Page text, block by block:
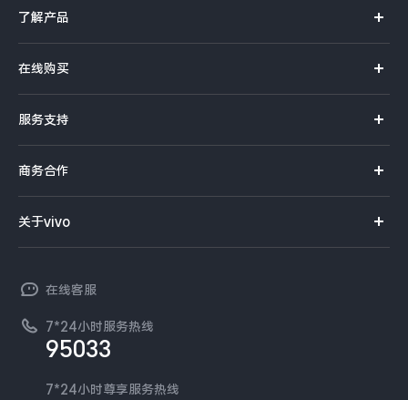
了解产品
S系列
Y系列
iQOO手机
T系列
NEX系列
在线购买
选购手机
选购配件
订单查询
服务支持
服务网点
查找手机
环保回收
安全公告
商务合作
开放平台
vivo 企业业务
廉正合规
国补营业执照
关于vivo
工作机会
新闻资讯
在线客服
7*24小时服务热线
95033
7*24小时尊享服务热线